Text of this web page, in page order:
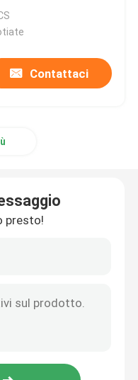
Contattaci
presto!